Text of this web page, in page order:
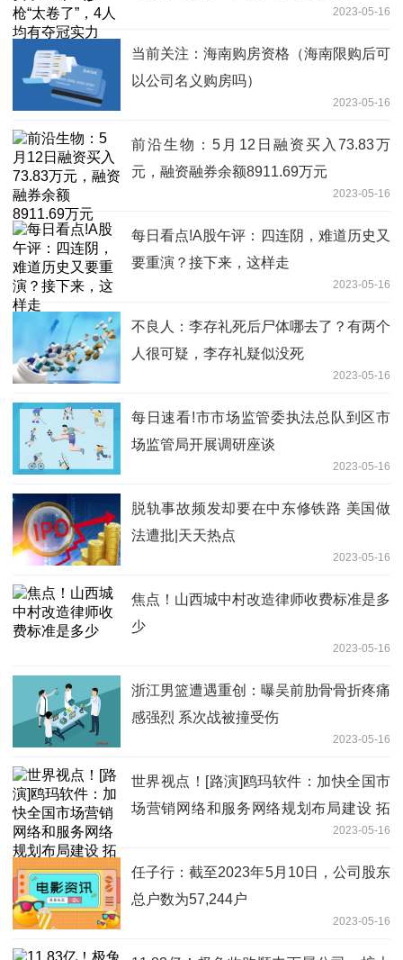
2023-05-16
当前关注：海南购房资格（海南限购后可
以公司名义购房吗）
2023-05-16
前沿生物：5月12日融资买入73.83万
元，融资融券余额8911.69万元
2023-05-16
每日看点!A股午评：四连阴，难道历史又
要重演？接下来，这样走
2023-05-16
不良人：李存礼死后尸体哪去了？有两个
人很可疑，李存礼疑似没死
2023-05-16
每日速看!市市场监管委执法总队到区市
场监管局开展调研座谈
2023-05-16
脱轨事故频发却要在中东修铁路 美国做
法遭批|天天热点
2023-05-16
焦点！山西城中村改造律师收费标准是多
少
2023-05-16
浙江男篮遭遇重创：曝吴前肋骨骨折疼痛
感强烈 系次战被撞受伤
2023-05-16
世界视点！[路演]鸥玛软件：加快全国市
场营销网络和服务网络规划布局建设 拓
2023-05-16
任子行：截至2023年5月10日，公司股东
总户数为57,244户
2023-05-16